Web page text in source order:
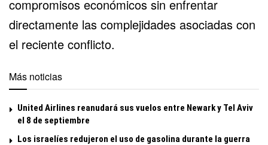
compromisos económicos sin enfrentar
directamente las complejidades asociadas con
el reciente conflicto.
Más noticias
United Airlines reanudará sus vuelos entre Newark y Tel Aviv
el 8 de septiembre
Los israelíes redujeron el uso de gasolina durante la guerra